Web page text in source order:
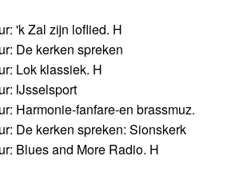
'k Zal zijn loflied. H
De kerken spreken
Lok klassiek. H
IJsselsport
Harmonie-fanfare-en brassmuz.
De kerken spreken: Sionskerk
Blues and More Radio. H